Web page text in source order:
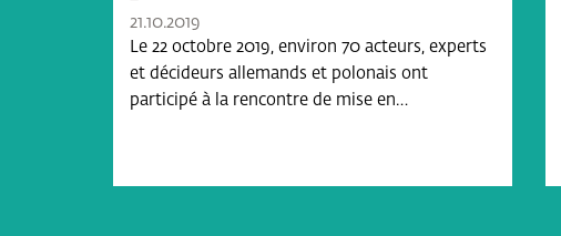
21.10.2019
Le 22 octobre 2019, environ 70 acteurs, experts
et décideurs allemands et polonais ont
participé à la rencontre de mise en…